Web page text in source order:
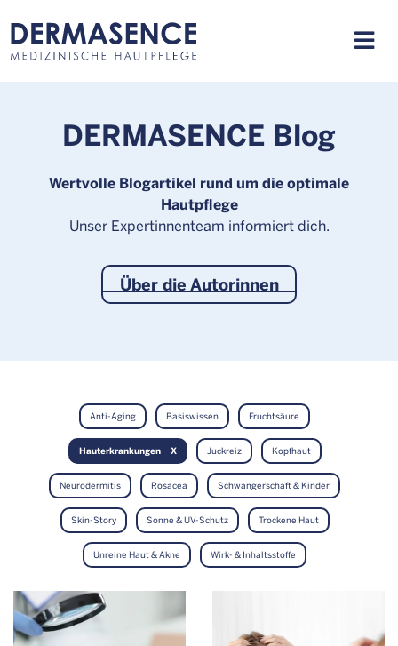
DERMASENCE Blog
Wertvolle Blogartikel rund um die optimale
Hautpflege
Unser Expertinnenteam informiert dich.
Über die Autorinnen
Anti-Aging Basiswissen Fruchtsäure
Hauterkrankungen Juckreiz Kopfhaut
Neurodermitis Rosacea Schwangerschaft & Kinder
Skin-Story Sonne & UV-Schutz Trockene Haut
Unreine Haut & Akne Wirk- & Inhaltsstoffe